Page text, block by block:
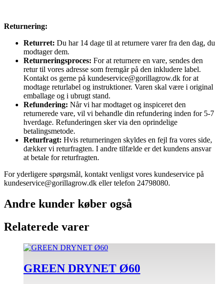
Returnering:
Returret: Du har 14 dage til at returnere varer fra den dag, du
modtager dem.
Returneringsproces: For at returnere en vare, sendes den
retur til vores adresse som fremgår på den inkludere label.
Kontakt os gerne på kundeservice@gorillagrow.dk for at
modtage returlabel og instruktioner. Varen skal være i original
emballage og i ubrugt stand.
Refundering: Når vi har modtaget og inspiceret den
returnerede vare, vil vi behandle din refundering inden for 5-7
hverdage. Refunderingen sker via den oprindelige
betalingsmetode.
Returfragt: Hvis returneringen skyldes en fejl fra vores side,
dækker vi returfragten. I andre tilfælde er det kundens ansvar
at betale for returfragten.
For yderligere spørgsmål, kontakt venligst vores kundeservice på
kundeservice@gorillagrow.dk eller telefon 24798080.
Andre kunder køber også
Relaterede varer
GREEN DRYNET Ø60